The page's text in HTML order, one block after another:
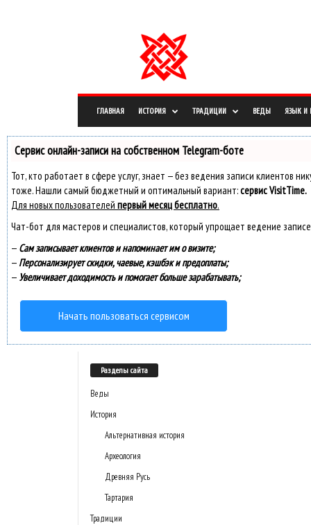
ц
н
ы
й
п
р
т
а
л
ГЛАВНАЯ ИСТОРИЯ ТРАДИЦИИ ВЕДЫ ЯЗЫК И
Сервис онлайн-записи на собственном Telegram-боте
Тот, кто работает в сфере услуг, знает — без ведения записи клиентов
тоже. Нашли самый бюджетный и оптимальный вариант:сервис VisitTime.
Для новых пользователей первый месяц бесплатно.
Чат-бот для мастеров и специалистов, который упрощает ведение
— Сам записывает клиентов и напоминает им о визите;
— Персонализирует скидки, чаевые, кэшбэк и предоплаты;
— Увеличивает доходимость и помогает больше зарабатывать;
Начать пользоваться сервисом
Разделы сайта
Веды
История
Альтернативная история
Археология
Древняя Русь
Тартария
Традиции